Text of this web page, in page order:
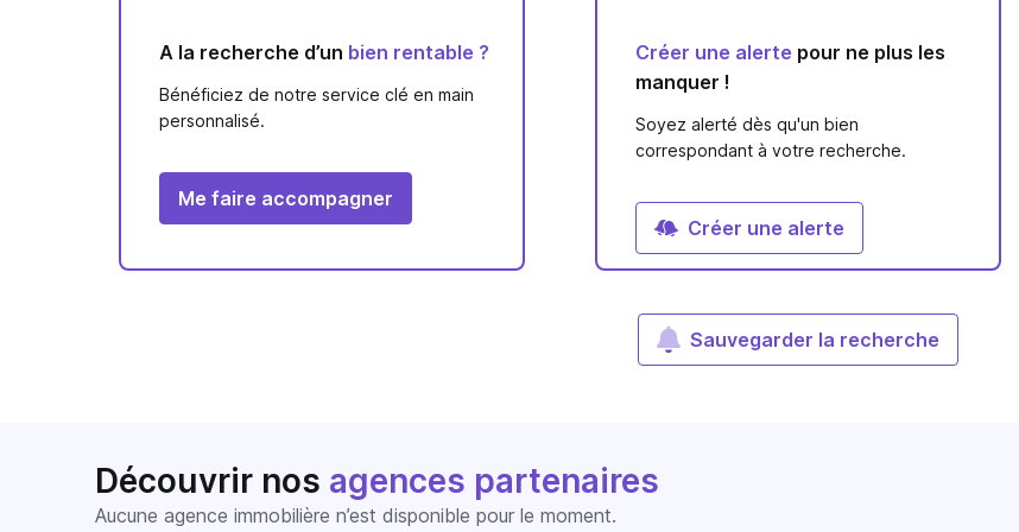
A la recherche d’un bien rentable ?
Bénéficiez de notre service clé en main
personnalisé.
Me faire accompagner
Créer une alerte pour ne plus les
manquer !
Soyez alerté dès qu'un bien
correspondant à votre recherche.
Créer une alerte
Sauvegarder la recherche
Découvrir nos agences partenaires
Aucune agence immobilière n’est disponible pour le moment.